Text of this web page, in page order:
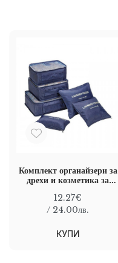
Комплект органайзери за
дрехи и козметика за
12.27€
/ 24.00лв.
КУПИ